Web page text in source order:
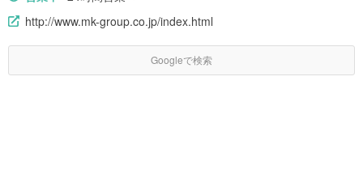
http://www.mk-group.co.jp/index.html
Googleで検索